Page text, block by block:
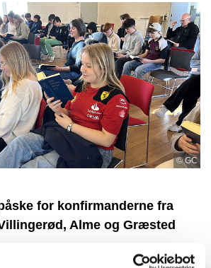
© GC
for konfirmanderne fra
Alme og Græsted